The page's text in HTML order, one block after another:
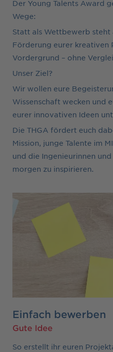
Der Young Talents Award
Wege:
Statt als Wettbewerb
Förderung eurer kreativen
Vordergrund – ohne
Unser Ziel?
Wir wollen eure
Wissenschaft wecken und
eurer innovativen Ideen
Die THGA fördert euch
Mission, junge Talente im
und die Ingenieurinnen
morgen zu inspirieren.
Einfach bewerben
Gute Idee
So erstellt ihr euren